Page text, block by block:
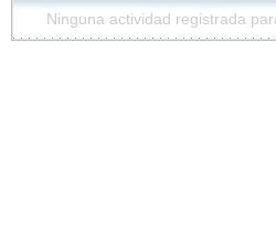
Ninguna actividad registrada